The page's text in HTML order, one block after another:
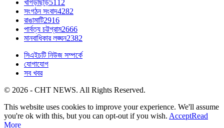
খাগড়াছড়ি5112
সংগঠন সংবাদ4282
রাঙামাটি2916
পার্বত্য চট্টগ্রাম2666
মানবাধিকার লঙ্ঘন2382
সিএইচটি নিউজ সম্পর্কে
যোগাযোগ
সব খবর
© 2026 - CHT NEWS. All Rights Reserved.
This website uses cookies to improve your experience. We'll assume
you're ok with this, but you can opt-out if you wish. AcceptRead
More